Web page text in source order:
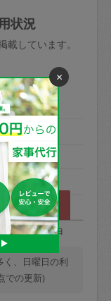
ル＝依頼
時開始の場
ンセル料が
頼料金の
頼金額の
額の100%
ル＝依頼
なるので
：初めて
けない点
状況
しています。
土 日
く、日曜日の利
での更新)
×